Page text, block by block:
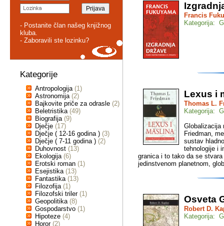
- Postanite član našeg knjižnog
kluba.
- Zaboravili ste lozinku?
Kategorije
Antropologija (1)
Astronomija (2)
Bajkovite priče za odrasle (2)
Beletristika (49)
Biografija (9)
Dječje (17)
Dječje ( 12-16 godina ) (3)
Dječje ( 7-11 godina ) (2)
Duhovnost (13)
Ekologija (6)
Erotski roman (1)
Esejistika (13)
Fantastika (13)
Filozofija (1)
Filozofski triler (1)
Geopolitika (8)
Gospodarstvo (1)
Hipoteze (4)
Horor (2)
Francis
Kategorija:
Lexus i
Thomas L.
Kategorija:
Globalizacija
Friedman,
sustav
tehnologije i
granica i to tako da se
jedinstvenom planetnom,
Osveta
Robert D.
Kategorija: